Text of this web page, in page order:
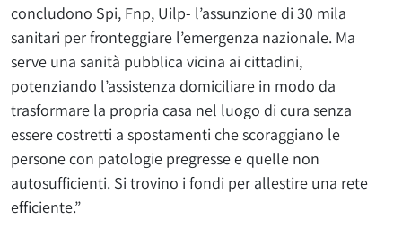
concludono Spi, Fnp, Uilp- l’assunzione di 30 mila
sanitari per fronteggiare l’emergenza nazionale. Ma
serve una sanità pubblica vicina ai cittadini,
potenziando l’assistenza domiciliare in modo da
trasformare la propria casa nel luogo di cura senza
essere costretti a spostamenti che scoraggiano le
persone con patologie pregresse e quelle non
autosufficienti. Si trovino i fondi per allestire una rete
efficiente.”